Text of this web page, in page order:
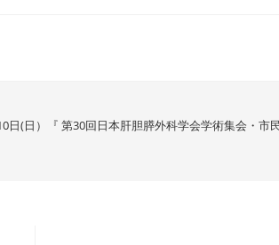
日(日）『 第30回日本肝胆膵外科学会学術集会・